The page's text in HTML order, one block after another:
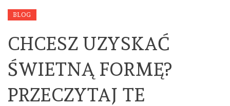
BLOG
CHCESZ UZYSKAĆ
ŚWIETNĄ FORMĘ?
PRZECZYTAJ TE